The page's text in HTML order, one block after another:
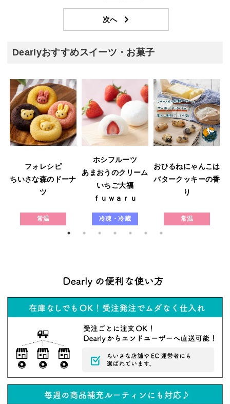
Dearlyおすすめスイーツ・お菓子
フォレシピ
ちいさな森のドーナ
ツ
常温
ホシフルーツ
あまおうのクリーム
いちご大福
ｆｕｗａｒｕ
冷凍・冷蔵
おひるねにゃんこは
バタークッキーの香
り
常温